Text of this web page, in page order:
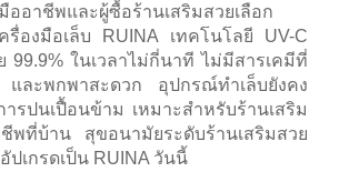
ออาชีพและผู้ซื้อร้านเสริมสวยเลือก
ครื่องมือเล็บ RUINA เทคโนโลยี UV-C
99.9% ในเวลาไม่กี่นาที ไม่มีสารเคมีที่
และพกพาสะดวก อุปกรณ์ทำเล็บยังคง
รปนเปื้อนข้าม เหมาะสำหรับร้านเสริม
พที่บ้าน สุขอนามัยระดับร้านเสริมสวย
ปเกรดเป็น RUINA วันนี้